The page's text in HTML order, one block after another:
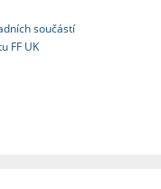
součástí
FF UK